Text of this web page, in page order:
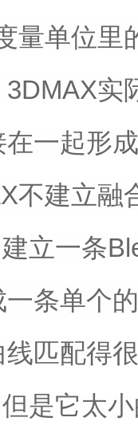
量单位里
实
一起形
不建立融
立一条
条单个
匹配得
是它太